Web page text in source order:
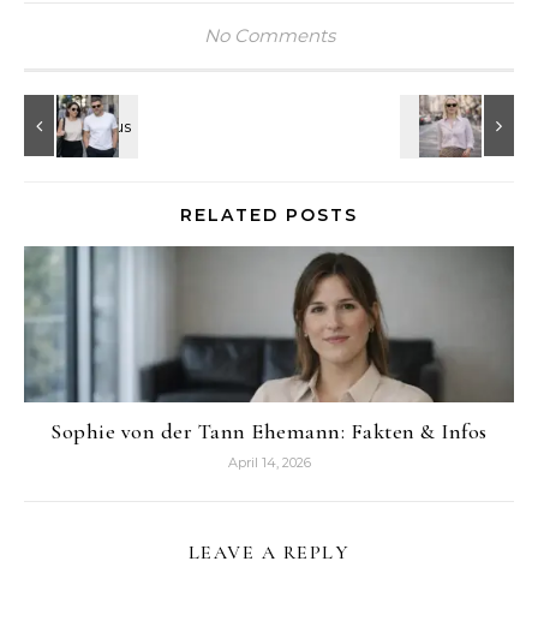
No Comments
RELATED POSTS
Sophie von der Tann Ehemann: Fakten & Infos
April 14, 2026
LEAVE A REPLY